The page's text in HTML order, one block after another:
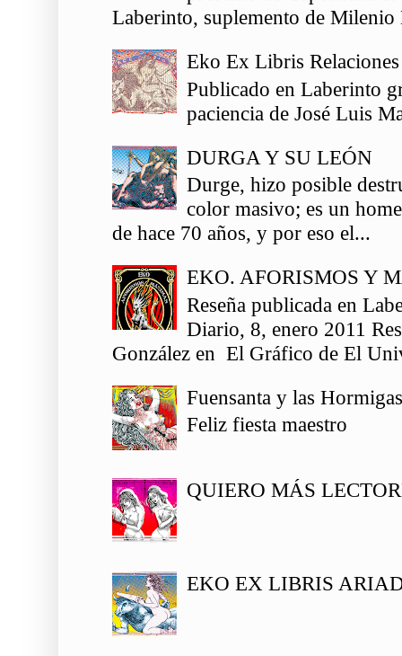
Laberinto, suplemento de Milenio
Eko Ex Libris
Publicado en Laberinto
paciencia de José Luis
DURGA Y SU LEÓN
Durge, hizo posible
color masivo; es un
de hace 70 años, y por eso el...
EKO. AFORISMOS Y
Reseña publicada en
Diario, 8, enero 2011
González en El Gráfico de El
Fuensanta y las
Feliz fiesta maestro
QUIERO MÁS
EKO EX LIBRIS